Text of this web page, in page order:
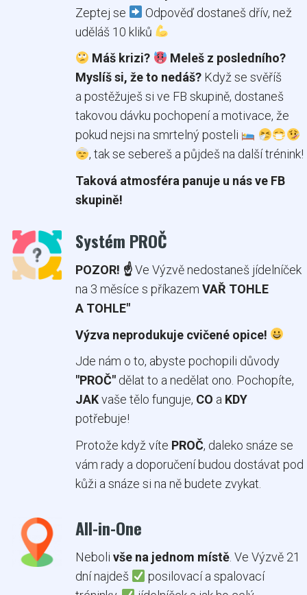
Zeptej se
Odpověď dostaneš dřív, než
uděláš 10 kliků
Máš krizi?
Meleš z posledního?
Myslíš si, že to nedáš?Když se svěříš
a postěžuješ si ve FB skupině, dostaneš
takovou dávku pochopení a motivace, že
pokud nejsi na smrtelný posteli
, tak se sebereš a půjdeš na další trénink!
Taková atmosféra panuje u nás ve FB
skupině!
Systém PROČ
POZOR! ☝️Ve Výzvě nedostaneš jídelníček
na 3 měsíce s příkazem VAŘ TOHLE
A TOHLE"
Výzva neprodukuje cvičené opice!
Jde nám o to, abyste pochopili důvody
"PROČ"dělat to a nedělat ono. Pochopíte,
JAKvaše tělo funguje, CO a KDY
potřebuje!
Protože když víte PROČ, daleko snáze se
vám rady a doporučení budou dostávat pod
kůži a snáze si na ně budete zvykat.
All-in-One
Neboli vše na jednom místě. Ve Výzvě 21
dní najdeš
posilovací a spalovací